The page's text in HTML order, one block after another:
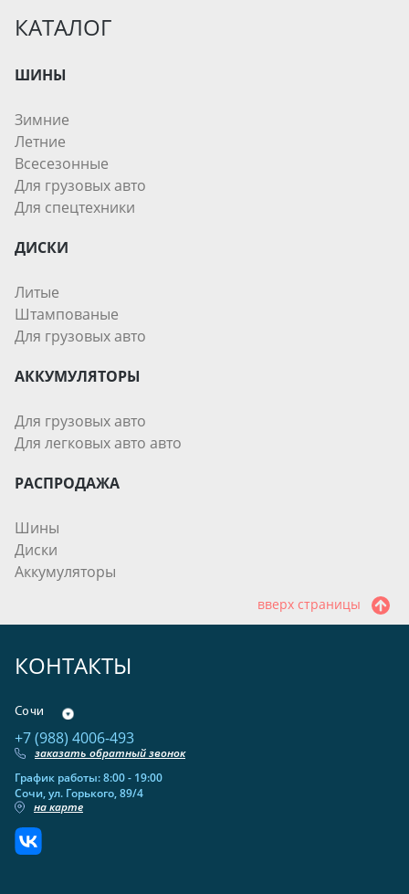
КАТАЛОГ
ШИНЫ
Зимние
Летние
Всесезонные
Для грузовых авто
Для спецтехники
ДИСКИ
Литые
Штампованые
Для грузовых авто
АККУМУЛЯТОРЫ
Для грузовых авто
Для легковых авто авто
РАСПРОДАЖА
Шины
Диски
Аккумуляторы
вверх страницы
КОНТАКТЫ
Сочи
+7 (988) 4006-493
заказать обратный звонок
График работы: 8:00 - 19:00
Сочи, ул. Горького, 89/4
на карте